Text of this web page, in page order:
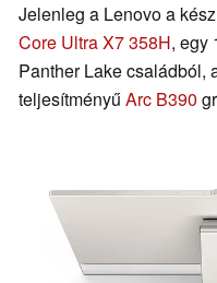
Jelenleg a Lenovo a
Core Ultra X7 358H, egy
Panther Lake családból,
teljesítményűArc B390